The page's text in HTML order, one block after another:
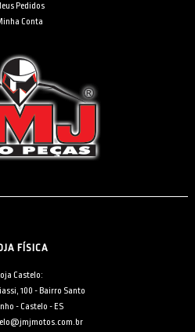
Pedidos
Conta
FÍSICA
Castelo:
100 - Bairro Santo
- Castelo - ES